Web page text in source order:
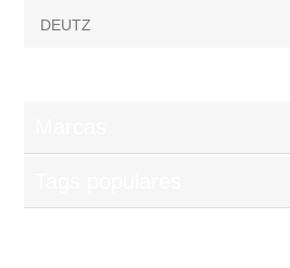
DEUTZ